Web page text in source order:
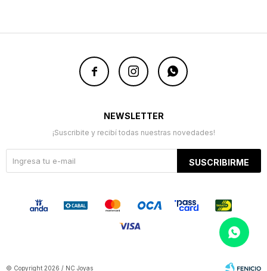
  
NEWSLETTER
¡Suscribite y recibí todas nuestras novedades!
SUSCRIBIRME
© Copyright 2026 / NC Joyas